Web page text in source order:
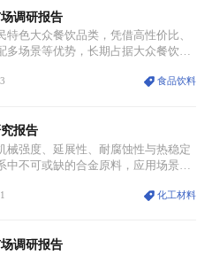
调研报告
特色大众餐饮品类，凭借高性价比、
多场景等优势，长期占据大众餐饮重
求升级、线上流量变革、新零售业态
创业、政策、技术多重驱动下，依旧
活力。
食品饮料
报告
械强度、延展性、耐腐蚀性与热稳定
中不可或缺的合金原料，应用场景横
代。依托理化优势，镍被全球主要经
战略矿产，全球产业形成“印尼掌控
化工材料
调研报告